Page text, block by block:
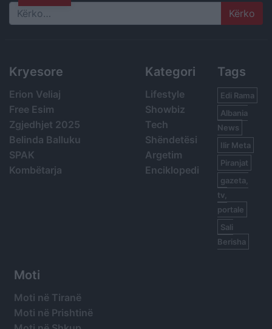
Search
Kryesore
Erion Veliaj
Free Esim
Zgjedhjet 2025
Belinda Balluku
SPAK
Kombëtarja
Kategori
Lifestyle
Showbiz
Tech
Shëndetësi
Argetim
Enciklopedi
Tags
Edi Rama
Albania
News
Ilir Meta
Piranjat
gazeta,
tv,
portale
Sali
Berisha
Moti
Moti në Tiranë
Moti në Prishtinë